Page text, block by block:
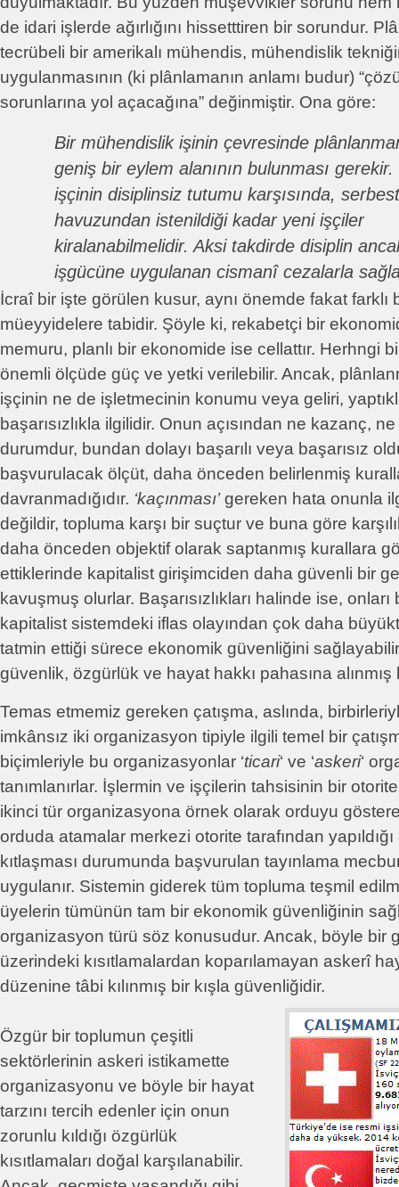
de idari işlerde ağırlığını hissetttiren bir sorundur.
tecrübeli bir amerikalı mühendis, mühendislik
uygulanmasının (ki plânlamanın anlamı budur)
sorunlarına yol açacağına” değinmiştir. Ona göre:
Bir mühendislik işinin çevresinde
geniş bir eylem alanının bulunması
işçinin disiplinsiz tutumu karşısında,
havuzundan istenildiği kadar yeni işçiler
kiralanabilmelidir. Aksi takdirde disiplin
işgücüne uygulanan cismanî cezalarla
İcraî bir işte görülen kusur, aynı önemde fakat farklı
müeyyidelere tabidir. Şöyle ki, rekabetçi bir
memuru, planlı bir ekonomide ise cellattır. Herhngi
önemli ölçüde güç ve yetki verilebilir. Ancak,
işçinin ne de işletmecinin konumu veya geliri,
başarısızlıkla ilgilidir. Onun açısından ne kazanç,
durumdur, bundan dolayı başarılı veya başarısız
başvurulacak ölçüt, daha önceden belirlenmiş
davranmadığıdır. ‘kaçınması’gereken hata onunla
değildir, topluma karşı bir suçtur ve buna göre
daha önceden objektif olarak saptanmış kurallara
ettiklerinde kapitalist girişimciden daha güvenli bir
kavuşmuş olurlar. Başarısızlıkları halinde ise,
kapitalist sistemdeki iflas olayından çok daha
tatmin ettiği sürece ekonomik güvenliğini
güvenlik, özgürlük ve hayat hakkı pahasına
Temas etmemiz gereken çatışma, aslında,
imkânsız iki organizasyon tipiyle ilgili temel bir
biçimleriyle bu organizasyonlar ‘ticari‘ ve ‘askeri‘
tanımlanırlar. İşlermin ve işçilerin tahsisinin bir otorite
ikinci tür organizasyona örnek olarak orduyu
orduda atamalar merkezi otorite tarafından
kıtlaşması durumunda başvurulan tayınlama
uygulanır. Sistemin giderek tüm topluma teşmil
üyelerin tümünün tam bir ekonomik güvenliğinin
organizasyon türü söz konusudur. Ancak, böyle bir
üzerindeki kısıtlamalardan koparılamayan askerî
düzenine tâbi kılınmış bir kışla güvenliğidir.
Özgür bir toplumun çeşitli
sektörlerinin askeri istikamette
organizasyonu ve böyle bir hayat
tarzını tercih edenler için onun
zorunlu kıldığı özgürlük
kısıtlamaları doğal karşılanabilir.